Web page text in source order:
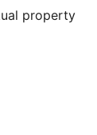
property